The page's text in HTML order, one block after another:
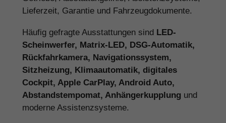
Lieferzeit, Garantie und Fahrzeugdokumente.
Häufig gefragte Ausstattungen sind LED-
Scheinwerfer, Matrix-LED, DSG-Automatik,
Rückfahrkamera, Navigationssystem,
Sitzheizung, Klimaautomatik, digitales
Cockpit, Apple CarPlay, Android Auto,
Abstandstempomat, Anhängerkupplung und
moderne Assistenzsysteme.